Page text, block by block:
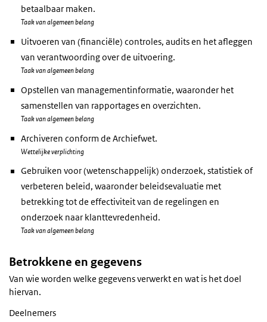
betaalbaar maken.
Taak van algemeen belang
Uitvoeren van (financiële) controles, audits en het afleggen
van verantwoording over de uitvoering.
Taak van algemeen belang
Opstellen van managementinformatie, waaronder het
samenstellen van rapportages en overzichten.
Taak van algemeen belang
Archiveren conform de Archiefwet.
Wettelijke verplichting
Gebruiken voor (wetenschappelijk) onderzoek, statistiek of
verbeteren beleid, waaronder beleidsevaluatie met
betrekking tot de effectiviteit van de regelingen en
onderzoek naar klanttevredenheid.
Taak van algemeen belang
Betrokkene en gegevens
Van wie worden welke gegevens verwerkt en wat is het doel
hiervan.
Deelnemers